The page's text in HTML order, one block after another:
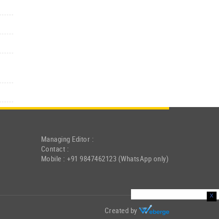
Managing Editor :
Contact :
Mobile : +91 9847462123 (WhatsApp only)
Created by
x